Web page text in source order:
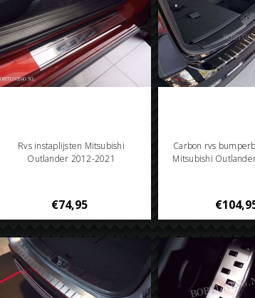
Rvs instaplijsten Mitsubishi
Outlander 2012-2021
€74,95
Carbon rvs
Mitsubishi